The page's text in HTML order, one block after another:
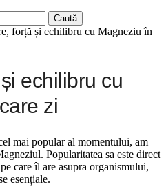
Caută
forță și echilibru cu Magneziu în
echilibru cu
zi
mai popular al momentului, am
Popularitatea sa este direct
care îl are asupra organismului,
esențiale.